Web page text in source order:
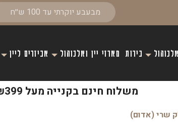
אלכוהול בירות מארזי יין ואלכוהול אביזרים ליין
משלוח חינם בקנייה מעל ₪399
שרי (אדום)